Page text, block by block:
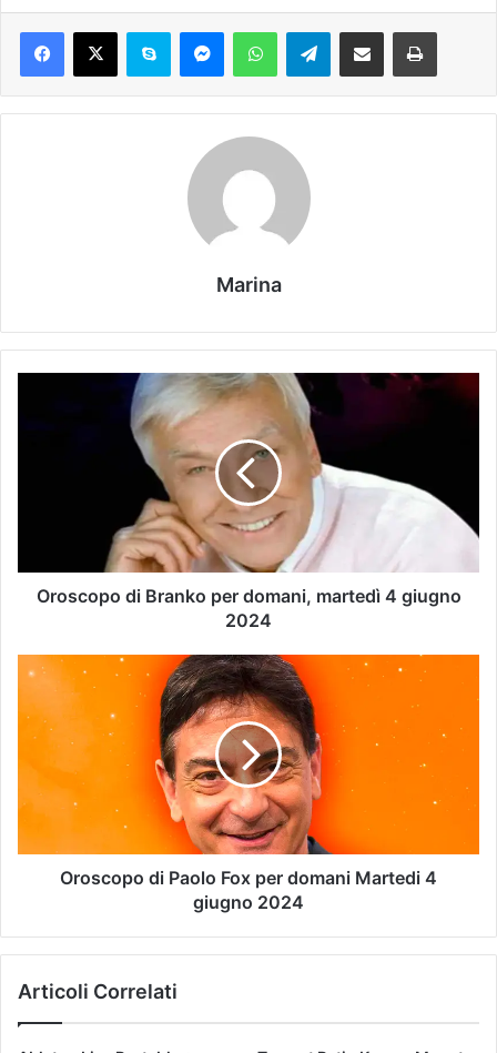
Marina
Oroscopo di Branko per domani, martedì 4 giugno
2024
Oroscopo di Paolo Fox per domani Martedi 4
giugno 2024
Articoli Correlati